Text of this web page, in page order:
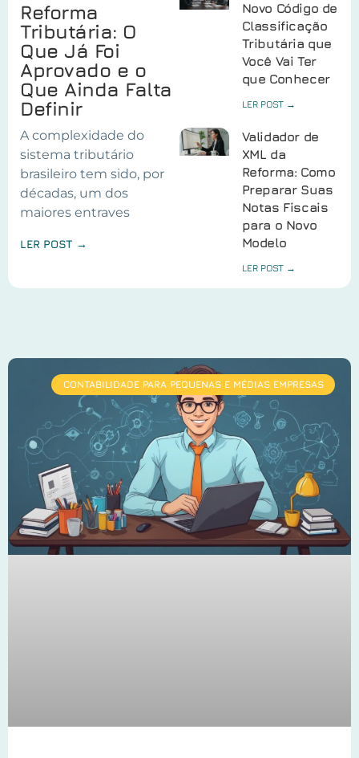
Reforma
Tributária: O
Que Já Foi
Aprovado e o
Que Ainda Falta
Definir
A complexidade do
sistema tributário
brasileiro tem sido, por
décadas, um dos
maiores entraves
LER POST →
Novo Código de
Classificação
Tributária que
Você Vai Ter
que Conhecer
LER POST →
Validador de
XML da
Reforma: Como
Preparar Suas
Notas Fiscais
para o Novo
Modelo
LER POST →
CONTABILIDADE PARA PEQUENAS E MÉDIAS EMPRESAS